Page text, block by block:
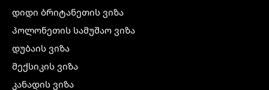
დიდი ბრიტანეთის ვიზა
პოლონეთის სამუშაო ვიზა
დუბაის ვიზა
მექსიკის ვიზა
კანადის ვიზა